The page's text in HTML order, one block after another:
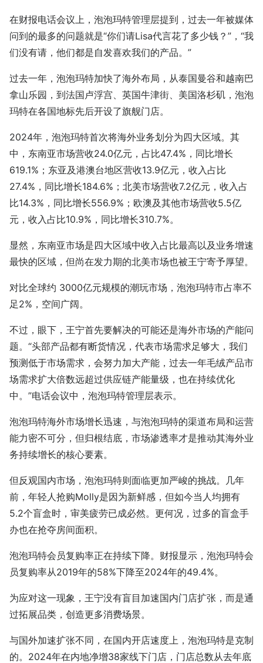
在财报电话会议上，泡泡玛特管理层提到，过去一年被媒体
问到的最多的问题就是“你们请Lisa代言花了多少钱？”，“我
们没有请，他们都是自发喜欢我们的产品。”
过去一年，泡泡玛特加快了海外布局，从泰国曼谷和越南巴
拿山乐园，到法国卢浮宫、英国牛津街、美国洛杉矶，泡泡
玛特在各国地标先后开设了旗舰门店。
2024年，泡泡玛特首次将海外业务划分为四大区域。其
中，东南亚市场营收24.0亿元，占比47.4%，同比增长
619.1%；东亚及港澳台地区营收13.9亿元，收入占比
27.4%，同比增长184.6%；北美市场营收7.2亿元，收入占
比14.3%，同比增长556.9%；欧澳及其他市场营收5.5亿
元，收入占比10.9%，同比增长310.7%。
显然，东南亚市场是四大区域中收入占比最高以及业务增速
最快的区域，但尚在发力期的北美市场也被王宁寄予厚望。
对比全球约 3000亿元规模的潮玩市场，泡泡玛特市占率不
足2%，空间广阔。
不过，眼下，王宁首先要解决的可能还是海外市场的产能问
题。“头部产品都有断货情况，代表市场需求足够大，我们
预测低于市场需求，会努力加大产能，过去一年毛绒产品市
场需求扩大倍数远超过供应链产能量级，也在持续优化
中。”电话会议中，泡泡玛特管理层表示。
泡泡玛特海外市场增长迅速，与泡泡玛特的渠道布局和运营
能力密不可分，但归根结底，市场渗透率才是推动其海外业
务持续增长的核心要素。
但反观国内市场，泡泡玛特则面临更加严峻的挑战。几年
前，年轻人抢购Molly是因为新鲜感，但如今当人均拥有
5.2个盲盒时，审美疲劳已成必然。更何况，过多的盲盒手
办也在抢夺房间面积。
泡泡玛特会员复购率正在持续下降。财报显示，泡泡玛特会
员复购率从2019年的58%下降至2024年的49.4%。
为应对这一现象，王宁没有盲目加速国内门店扩张，而是通
过拓展品类，创造更多消费场景。
与国外加速扩张不同，在国内开店速度上，泡泡玛特是克制
的。2024年在内地净增38家线下门店，门店总数从去年底